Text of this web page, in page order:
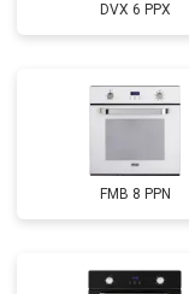
DVX 6 PPX
FMB 8 PPN